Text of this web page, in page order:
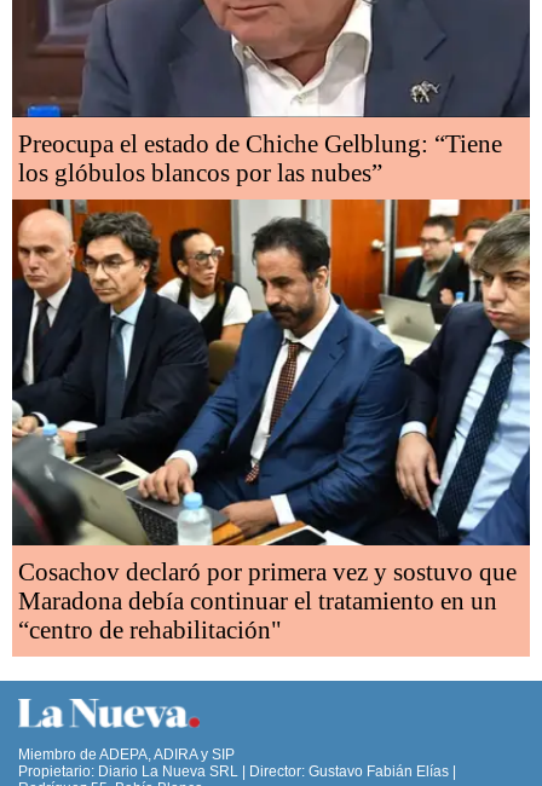
Preocupa el estado de Chiche Gelblung: “Tiene
los glóbulos blancos por las nubes”
Cosachov declaró por primera vez y sostuvo que
Maradona debía continuar el tratamiento en un
“centro de rehabilitación"
Miembro de ADEPA, ADIRA y SIP
Propietario: Diario La Nueva SRL | Director: Gustavo Fabián Elías |